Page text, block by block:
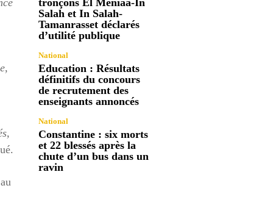
Salah et In Salah-
Tamanrasset déclarés
d’utilité publique
National
Education : Résultats
définitifs du concours
de recrutement des
enseignants annoncés
National
Constantine : six morts
et 22 blessés après la
chute d’un bus dans un
ravin